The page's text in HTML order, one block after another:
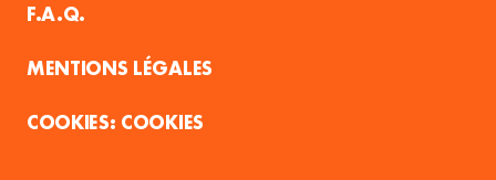
F.A.Q.
MENTIONS LÉGALES
COOKIES